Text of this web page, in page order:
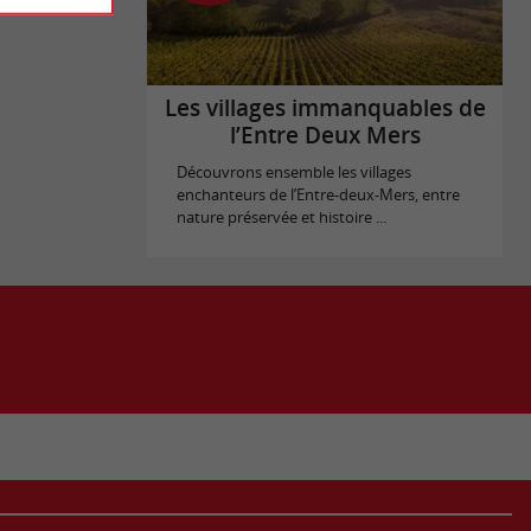
Les villages immanquables de
l’Entre Deux Mers
Découvrons ensemble les villages
enchanteurs de l’Entre-deux-Mers, entre
nature préservée et histoire ...